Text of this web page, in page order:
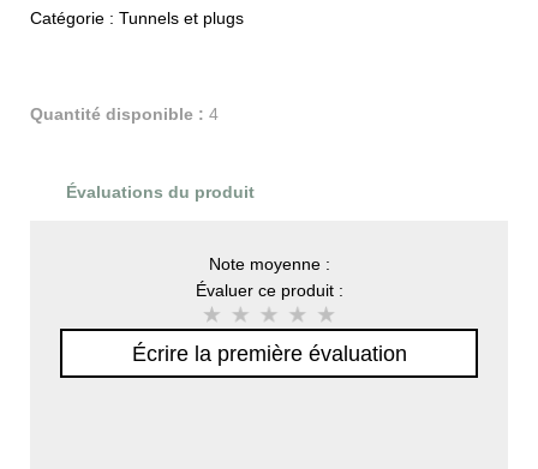
Catégorie : Tunnels et plugs
Quantité disponible : 4
Évaluations du produit
Note moyenne :
Évaluer ce produit :
Écrire la première évaluation